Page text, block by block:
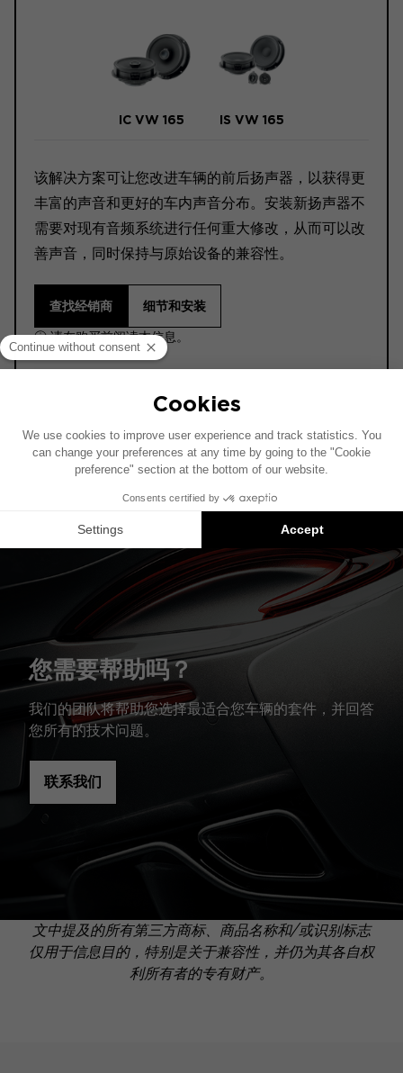
IC VW 165 IS VW 165
该解决方案可让您改进车辆的前后扬声器，以获得更
丰富的声音和更好的车内声音分布。安装新扬声器不
需要对现有音频系统进行任何重大修改，从而可以改
善声音，同时保持与原始设备的兼容性。
查找经销商 细节和安装
ⓘ 请在购买前阅读本信息。
您的车辆配有特定的高保真选装配置，图中所示组件的
位置可能会有所不同。
Focal Inside 安装方案是兼容产品的推荐：每个组件
均单独销售，并非以套装形式提供。
您需要帮助吗？
我们的团队将帮助您选择最适合您车辆的套件，并回答
您所有的技术问题。
联系我们
文中提及的所有第三方商标、商品名称和/或识别标志
仅用于信息目的，特别是关于兼容性，并仍为其各自权
利所有者的专有财产。